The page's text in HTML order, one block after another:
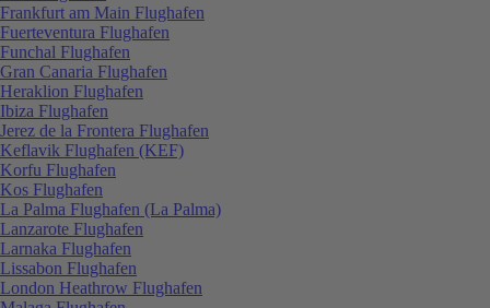
Frankfurt am Main Flughafen
Fuerteventura Flughafen
Funchal Flughafen
Gran Canaria Flughafen
Heraklion Flughafen
Ibiza Flughafen
Jerez de la Frontera Flughafen
Keflavik Flughafen (KEF)
Korfu Flughafen
Kos Flughafen
La Palma Flughafen (La Palma)
Lanzarote Flughafen
Larnaka Flughafen
Lissabon Flughafen
London Heathrow Flughafen